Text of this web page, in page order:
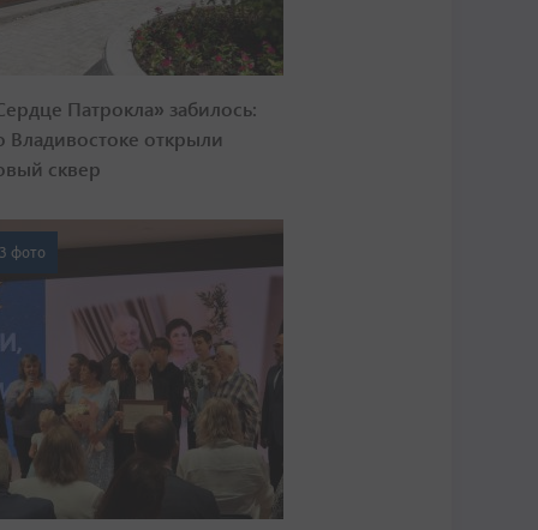
Патрокла» забилось:
Владивостоке открыли
сквер
фото